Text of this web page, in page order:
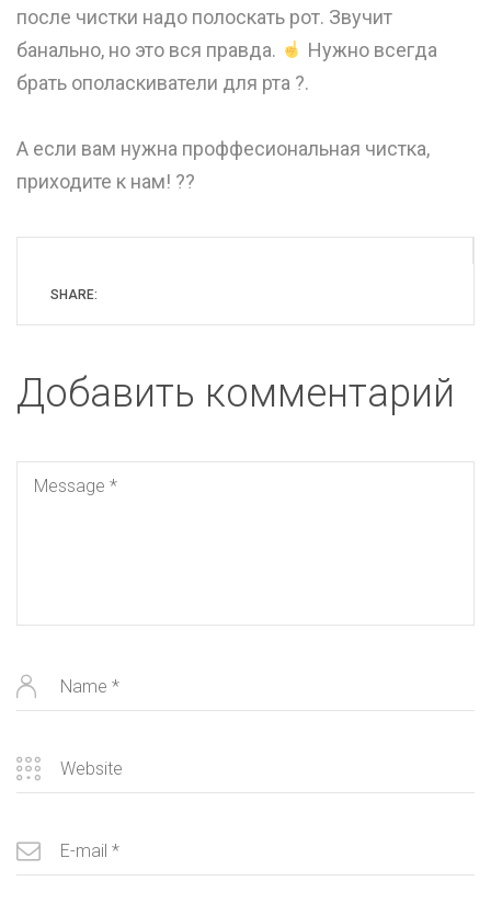
после чистки надо полоскать рот. Звучит
банально, но это вся правда.
Нужно всегда
брать ополаскиватели для рта ?.
А если вам нужна проффесиональная чистка,
приходите к нам! ??
SHARE:
Добавить комментарий